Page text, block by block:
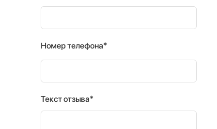
Номер телефона*
Текст отзыва*